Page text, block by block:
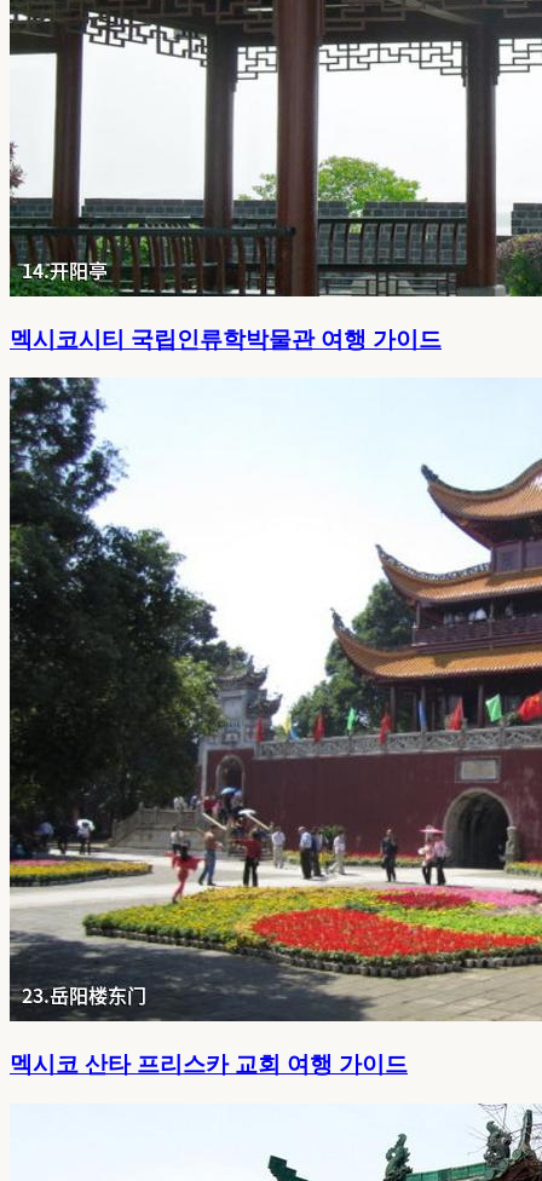
멕시코시티 국립인류학박물관 여행 가이드
멕시코 산타 프리스카 교회 여행 가이드